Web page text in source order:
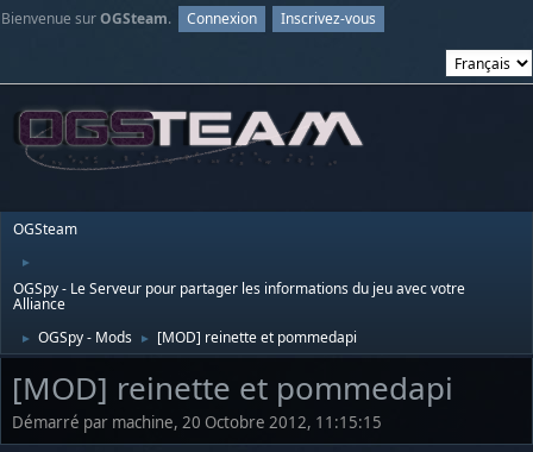
Bienvenue surOGSteam. Connexion Inscrivez-vous
OGSteam
►
OGSpy - Le Serveur pour partager les informations du jeu avec votre
Alliance
► OGSpy - Mods ► [MOD] reinette et pommedapi
[MOD] reinette et pommedapi
Démarré par machine, 20 Octobre 2012, 11:15:15